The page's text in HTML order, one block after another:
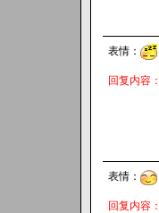
表情：
回复内容：
表情：
回复内容：